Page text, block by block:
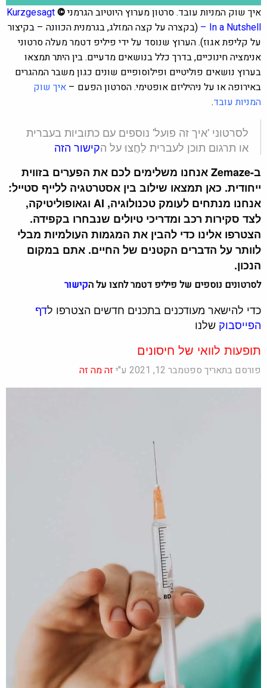
איך שוק המניות עובד.סרטון מערוץ היוטיוב הגרמני©
Kurzgesagt
– In a Nutshell (בקצרה על קצה המזלג, בגרמנית הכוונה – בקיצור
על קליפת אגוז). הערוץ שנוסד על ידי פיליפ דטמר מעלה סרטוני
אנימציה חינוכיים, בדרך כלל בנושאים מדעיים. בין היתר תמצאו
בערוץ נושאים פוליטיים ופילוסופיים שונים כגון משבר המהגרים
באירופה או על ניהיליזם אופטימי. הסרטוןהפעם – איך שוק
המניות עובד.
לסרטוני 'איך זה פועל' נוספים עם כתוביות בעברית
או תרגום תוכן לעברית לַחֲצוּ על ה קישור הזה
ב-Zemaze אנחנו משלימים לכם את הפערים בזווית
ייחודית. כאן תמצאו שילוב בין אסטרטגיה ללייף סטייל:
אנחנו מנתחים לעומק טכנולוגיה, AI וגאופוליטיקה,
לצד סקירות רכב ומדריכי טיולים שנבחרו בקפידה.
הצטרפו אלינו כדי להבין את המגמות העולמיות מבלי
לוותר על הדברים הקטנים של החיים. אתם במקום
הנכון.
לסרטונים נוספים של פיליפ דטמר לחצו על הקישור
כדי להישאר מעודכנים בתכנים חדשים הצטרפו ל דף
הפייסבוקשלנו
תופעות לוואי של חיסונים
פורסם בתאריך ספטמבר 12, 2021 ע"י זה מה זה